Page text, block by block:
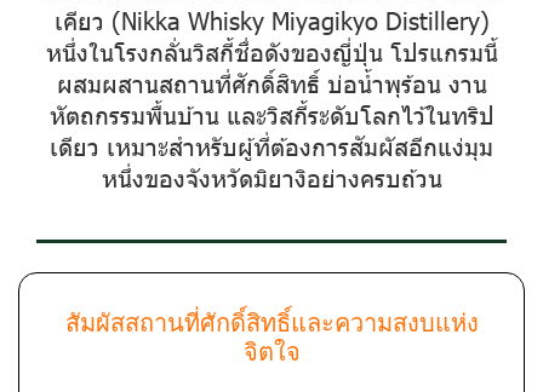
เคียว (Nikka Whisky Miyagikyo Distillery)
หนึ่งในโรงกลั่นวิสกี้ชื่อดังของญี่ปุ่น โปรแกรมนี้
ผสมผสานสถานที่ศักดิ์สิทธิ์ บ่อน้ำพุร้อน งาน
หัตถกรรมพื้นบ้าน และวิสกี้ระดับโลกไว้ในทริป
เดียว เหมาะสำหรับผู้ที่ต้องการสัมผัสอีกแง่มุม
หนึ่งของจังหวัดมิยางิอย่างครบถ้วน
สัมผัสสถานที่ศักดิ์สิทธิ์และความสงบแห่ง
จิตใจ